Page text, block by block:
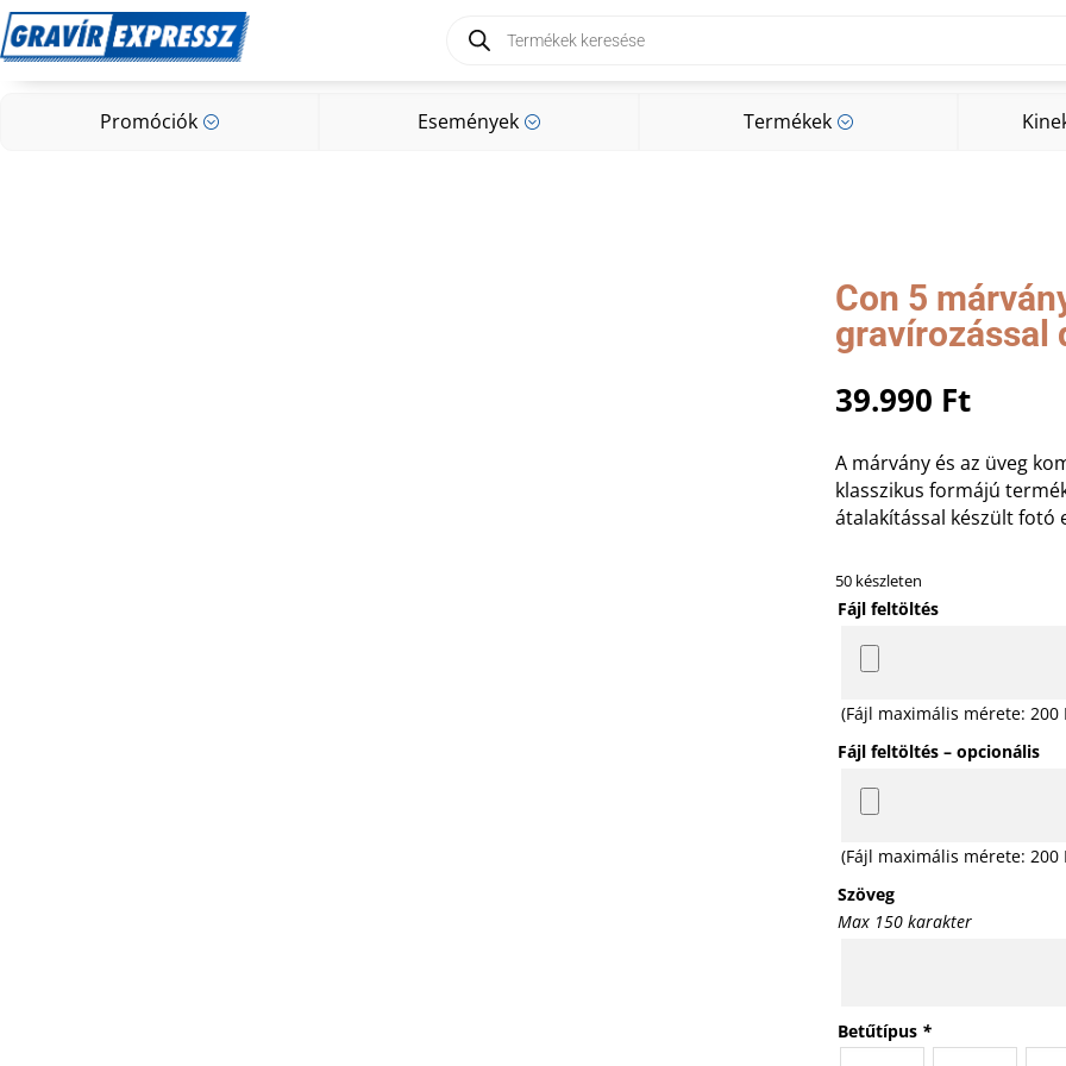
search
Promóciók ; Események ; Termékek ;
Promóciók; Események
Con 5
gravírozással
39.990 Ft
A márvány és az üveg
klasszikus formájú
átalakítással készült fotó
50 készleten
Fájl feltöltés
(Fájl maximális mérete: 200
Fájl feltöltés – opcionális
(Fájl maximális mérete: 200
Szöveg
Max 150 karakter
Betűtípus *